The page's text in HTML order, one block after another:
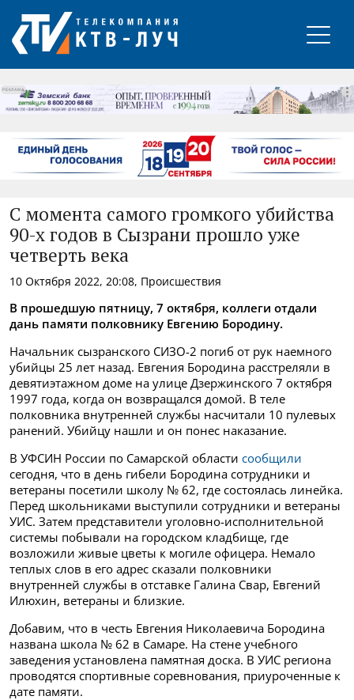
РЕКЛАМА
С момента самого громкого убийства
90-х годов в Сызрани прошло уже
четверть века
10 Октября 2022, 20:08, Происшествия
В прошедшую пятницу, 7 октября, коллеги отдали
дань памяти полковнику Евгению Бородину.
Начальник сызранского СИЗО-2 погиб от рук наемного
убийцы 25 лет назад. Евгения Бородина расстреляли в
девятиэтажном доме на улице Дзержинского 7 октября
1997 года, когда он возвращался домой. В теле
полковника внутренней службы насчитали 10 пулевых
ранений. Убийцу нашли и он понес наказание.
В УФСИН России по Самарской области сообщили
сегодня, что в день гибели Бородина сотрудники и
ветераны посетили школу № 62, где состоялась линейка.
Перед школьниками выступили сотрудники и ветераны
УИС. Затем представители уголовно-исполнительной
системы побывали на городском кладбище, где
возложили живые цветы к могиле офицера. Немало
теплых слов в его адрес сказали полковники
внутренней службы в отставке Галина Свар, Евгений
Илюхин, ветераны и близкие.
Добавим, что в честь Евгения Николаевича Бородина
названа школа № 62 в Самаре. На стене учебного
заведения установлена памятная доска. В УИС региона
проводятся спортивные соревнования, приуроченные к
дате памяти.